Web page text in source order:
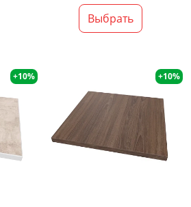
Выбрать
+10% +10%